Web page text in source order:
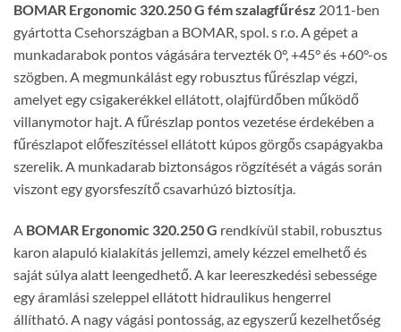
BOMAR Ergonomic 320.250 G fém szalagfűrész 2011-ben
gyártotta Csehországban a BOMAR, spol. s r.o. A gépet a
munkadarabok pontos vágására tervezték 0°, +45° és +60°-os
szögben. A megmunkálást egy robusztus fűrészlap végzi,
amelyet egy csigakerékkel ellátott, olajfürdőben működő
villanymotor hajt. A fűrészlap pontos vezetése érdekében a
fűrészlapot előfeszítéssel ellátott kúpos görgős csapágyakba
szerelik. A munkadarab biztonságos rögzítését a vágás során
viszont egy gyorsfeszítő csavarhúzó biztosítja.
A BOMAR Ergonomic 320.250 G rendkívül stabil, robusztus
karon alapuló kialakítás jellemzi, amely kézzel emelhető és
saját súlya alatt leengedhető. A kar leereszkedési sebessége
egy áramlási szeleppel ellátott hidraulikus hengerrel
állítható. A nagy vágási pontosság, az egyszerű kezelhetőség